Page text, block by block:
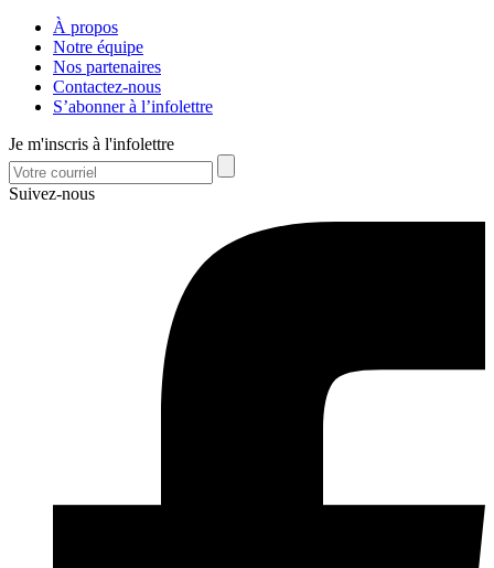
À propos
Notre équipe
Nos partenaires
Contactez-nous
S’abonner à l’infolettre
Je m'inscris à l'infolettre
Suivez-nous